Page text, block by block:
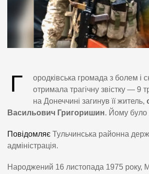
Г
ородківська громада з болем і
отримала трагічну звістку — 9
на Донеччині загинув її житель,
Васильович Григоришин. Йому
Повідомляє Тульчинська районна
адміністрація.
Народжений 16 листопада 1975 року,